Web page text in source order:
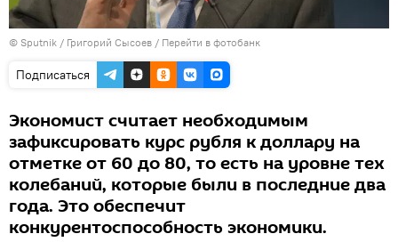
© Sputnik / Григорий Сысоев / Перейти в фотобанк
Подписаться
Экономист считает необходимым
зафиксировать курс рубля к доллару на
отметке от 60 до 80, то есть на уровне тех
колебаний, которые были в последние два
года. Это обеспечит
конкурентоспособность экономики.